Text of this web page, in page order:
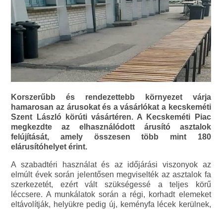
Korszerűbb és rendezettebb környezet várja
hamarosan az árusokat és a vásárlókat a kecskeméti
Szent László körúti vásártéren. A Kecskeméti Piac
megkezdte az elhasználódott árusító asztalok
felújítását, amely összesen több mint 180
elárusítóhelyet érint.
A szabadtéri használat és az időjárási viszonyok az
elmúlt évek során jelentősen megviselték az asztalok fa
szerkezetét, ezért vált szükségessé a teljes körű
léccsere. A munkálatok során a régi, korhadt elemeket
eltávolítják, helyükre pedig új, keményfa lécek kerülnek,